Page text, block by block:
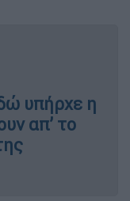
υπήρχε η
απ’ το